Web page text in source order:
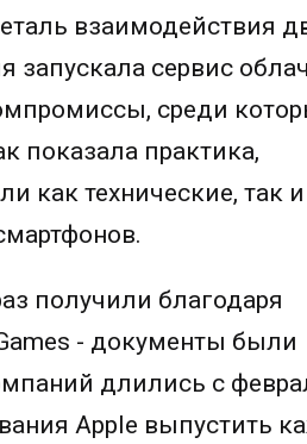
взаимодействия
запускала сервис
среди
показала практика,
как технические, так и
получили благодаря
- документы были
длились с
Apple выпустить